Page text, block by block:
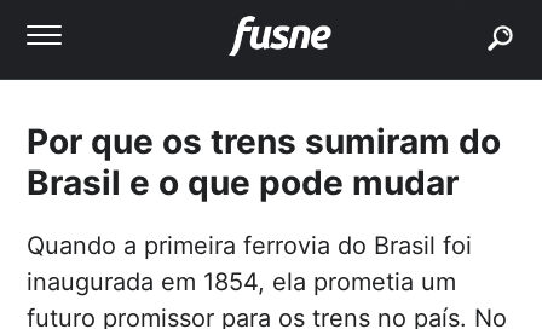
Por que os trens sumiram do
Brasil e o que pode mudar
Quando a primeira ferrovia do Brasil foi
inaugurada em 1854, ela prometia um
futuro promissor para os trens no país. No